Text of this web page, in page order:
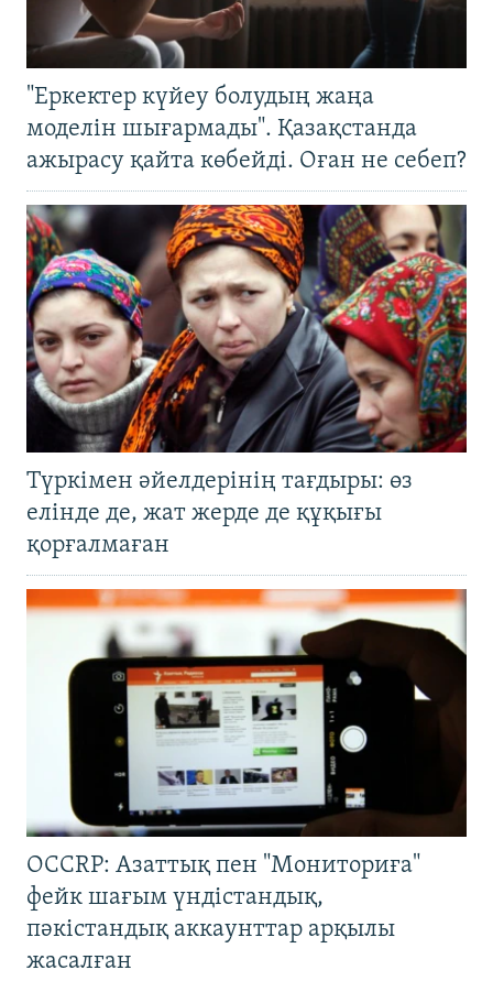
"Еркектер күйеу болудың жаңа
моделін шығармады". Қазақстанда
ажырасу қайта көбейді. Оған не себеп?
Түркімен әйелдерінің тағдыры: өз
елінде де, жат жерде де құқығы
қорғалмаған
OCCRP: Азаттық пен "Мониториға"
фейк шағым үндістандық,
пәкістандық аккаунттар арқылы
жасалған